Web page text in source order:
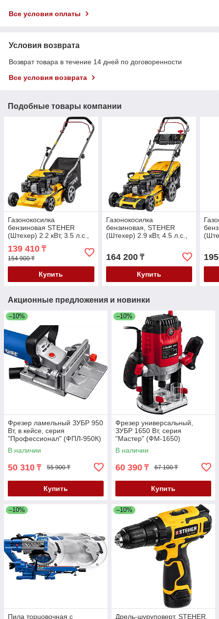
Все условия оплаты
Условия возврата
Возврат товара в течение 14 дней по договоренности
Все условия возврата
Подобные товары компании
Газонокосилка
бензиновая STEHER
(Штехер) 2.2 кВт, 3.5 л.с.,
139 410 ₸
154 900 ₸
Купить
Газонокосилка
бензиновая, STEHER
(Штехер) 2.9 кВт, 4.5 л.с.,
164 200₸
Купить
Акционные предложения и новинки
–10%
Фрезер ламельный ЗУБР 950
Вт, в кейсе, серия
"Профессионал" (ФПЛ-950К)
В наличии
50 310 ₸ 55 900 ₸
Купить
–10%
Фрезер универсальный,
ЗУБР 1650 Вт, серия
"Мастер" (ФМ-1650)
В наличии
60 390 ₸ 67 100 ₸
Купить
–10%
Пила торцовочная с
–10%
Дрель-шуруповерт, STEHER,